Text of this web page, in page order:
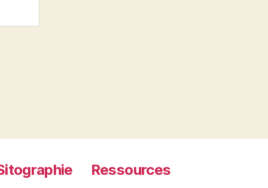
Ressources